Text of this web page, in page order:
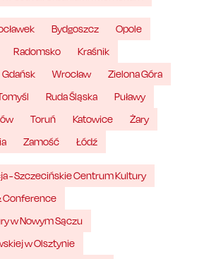
Bydgoszcz
Opole
Radomsko
Kraśnik
Gdańsk Wrocław
Zielona Góra
Ruda Śląska
Puławy
Toruń Katowice
Żary
Zamość Łódź
- Szczecińskie Centrum Kultury
Conference
w Nowym Sączu
w Olsztynie